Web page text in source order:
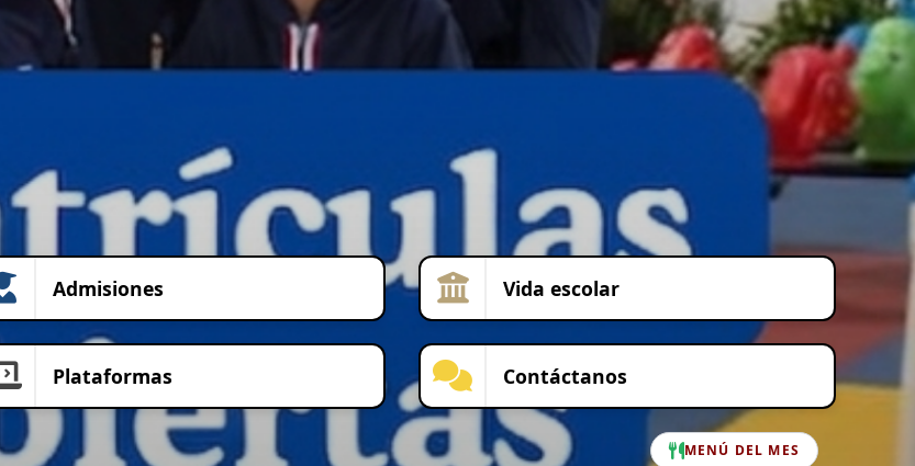
Admisiones Vida escolar
Plataformas Contáctanos
MENÚ DEL MES